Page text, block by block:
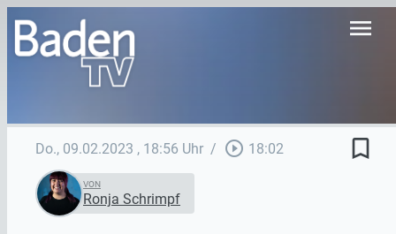
menu
Do., 09.02.2023 , 18:56 Uhr / play_circle_outline 18:02 bookmark_border
VON
Ronja Schrimpf